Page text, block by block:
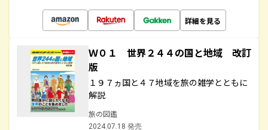
詳細を見る
Ｗ０１ 世界２４４の国と地域 改訂
版
１９７ヵ国と４７地域を旅の雑学とともに
解説
旅の図鑑
2024.07.18 発売